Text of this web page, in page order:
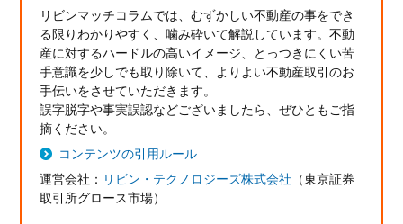
リビンマッチコラムでは、むずかしい不動産の事をでき
る限りわかりやすく、噛み砕いて解説しています。不動
産に対するハードルの高いイメージ、とっつきにくい苦
手意識を少しでも取り除いて、よりよい不動産取引のお
手伝いをさせていただきます。
誤字脱字や事実誤認などございましたら、ぜひともご指
摘ください。
コンテンツの引用ルール
運営会社： リビン・テクノロジーズ株式会社 （東京証券
取引所グロース市場）